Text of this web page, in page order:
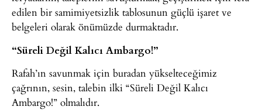
edilen bir samimiyetsizlik tablosunun güçlü işaret ve
belgeleri olarak önümüzde durmaktadır.
“Süreli Değil Kalıcı Ambargo!”
Rafah’ın savunmak için buradan yükselteceğimiz
çağrının, sesin, talebin ilki “Süreli Değil Kalıcı
Ambargo!” olmalıdır.